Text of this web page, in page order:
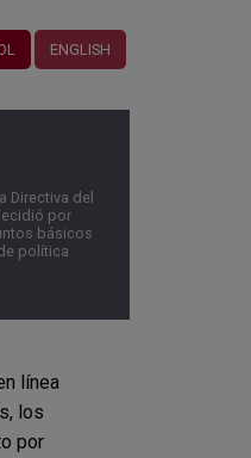
ENGLISH
Directiva del
por
básicos
política
línea
los
por